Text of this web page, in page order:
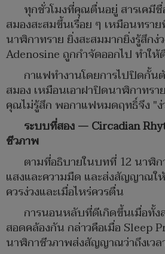
ทุกชั่วโมงที่คุณตื่นอยู่ สารเคมี
สมองสะสมขึ้นเรื่อย ๆ เหมือนทรา
นาฬิกาทราย ยิ่งสะสมมากยิ่งรู้สึก
Adenosine ถูกกำจัดออกไป ทำใ
กาแฟทำงานโดยการไปปิดกั้น
สมอง เหมือนเอาฝาปิดนาฬิกาทร
คุณไม่รู้สึก พอกาแฟหมดฤทธิ์จึง "
ระบบที่สอง — Circadian
ชีวภาพ
ตามที่อธิบายในบทที่ 12 นาฬิ
แสงและความมืด และส่งสัญญาณให้
ควรง่วงและเมื่อไหร่ควรตื่น
การนอนหลับที่ดีเกิดขึ้นเมื่อทั้ง
สอดคล้องกัน กล่าวคือเมื่อ Sleep
นาฬิกาชีวภาพส่งสัญญาณว่าถึงเว